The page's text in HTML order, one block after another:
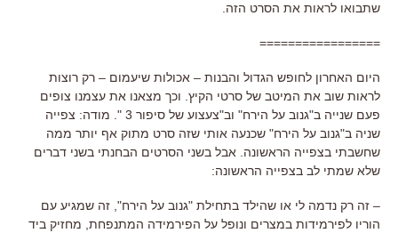
שתבואו לראות את הסרט הזה.
=================
היום האחרון לחופש הגדול והבנות – אכולות שיעמום – רק רוצות
לראות שוב את המיטב של סרטי הקיץ. וכך מצאנו את עצמנו צופים
פעם שנייה ב"גנוב על הירח" וב"צעצוע של סיפור 3 ". מודה: צפייה
שניה ב"גנוב על הירח" שכנעה אותי שזה סרט מתוק אף יותר ממה
שחשבתי בצפייה הראשונה. אבל בשני הסרטים הבחנתי בשני דברים
שלא שמתי לב בצפייה הראשונה:
– זה רק נדמה לי או שהילד בתחילת "גנוב על הירח", זה שמגיע עם
הוריו לפירמידות במצרים ונופל על הפירמידה המתנפחת, מחזיק ביד